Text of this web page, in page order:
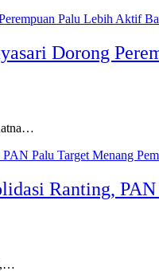
Dorong
Ranting,